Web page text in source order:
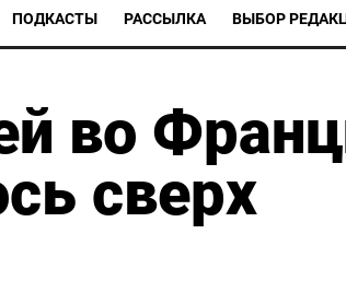
ПОДКАСТЫ РАССЫЛКА ВЫБОР
во
сверх